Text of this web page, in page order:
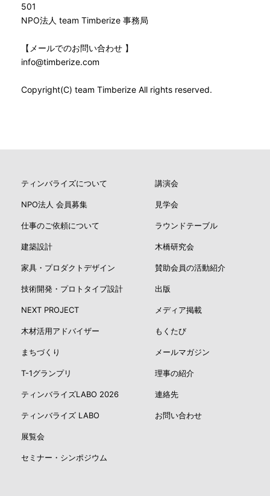
501
NPO法人 team Timberize 事務局
【メールでのお問い合わせ 】
info@timberize.com
Copyright(C) team Timberize All rights reserved.
ティンバライズについて
NPO法人 会員募集
仕事のご依頼について
建築設計
家具・プロダクトデザイン
技術開発・プロトタイプ設計
NEXT PROJECT
木材活用アドバイザー
まちづくり
T-1グランプリ
ティンバライズLABO 2026
ティンバライズ LABO
展覧会
セミナー・シンポジウム
講演会
見学会
ラウンドテーブル
木橋研究会
賛助会員の活動紹介
出版
メディア掲載
もくたび
メールマガジン
理事の紹介
連絡先
お問い合わせ